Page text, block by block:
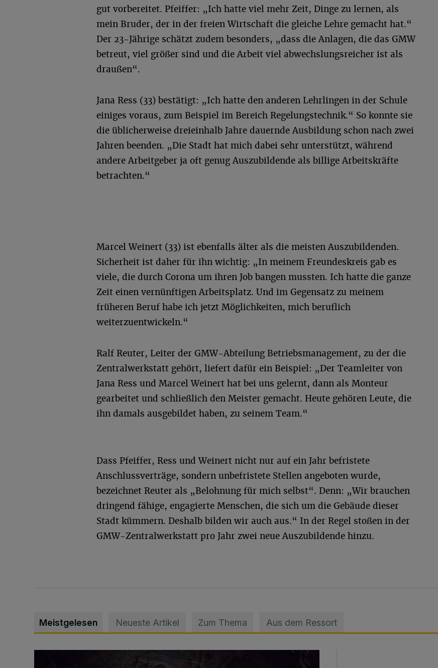
gut vorbereitet. Pfeiffer: „Ich hatte viel mehr Zeit, Dinge zu lernen, als
mein Bruder, der in der freien Wirtschaft die gleiche Lehre gemacht hat.“
Der 23-Jährige schätzt zudem besonders, „dass die Anlagen, die das GMW
betreut, viel größer sind und die Arbeit viel abwechslungsreicher ist als
draußen“.
Jana Ress (33) bestätigt: „Ich hatte den anderen Lehrlingen in der Schule
einiges voraus, zum Beispiel im Bereich Regelungstechnik.“ So konnte sie
die üblicherweise dreieinhalb Jahre dauernde Ausbildung schon nach zwei
Jahren beenden. „Die Stadt hat mich dabei sehr unterstützt, während
andere Arbeitgeber ja oft genug Auszubildende als billige Arbeitskräfte
betrachten.“
Marcel Weinert (33) ist ebenfalls älter als die meisten Auszubildenden.
Sicherheit ist daher für ihn wichtig: „In meinem Freundeskreis gab es
viele, die durch Corona um ihren Job bangen mussten. Ich hatte die ganze
Zeit einen vernünftigen Arbeitsplatz. Und im Gegensatz zu meinem
früheren Beruf habe ich jetzt Möglichkeiten, mich beruflich
weiterzuentwickeln.“
Ralf Reuter, Leiter der GMW-Abteilung Betriebsmanagement, zu der die
Zentralwerkstatt gehört, liefert dafür ein Beispiel: „Der Teamleiter von
Jana Ress und Marcel Weinert hat bei uns gelernt, dann als Monteur
gearbeitet und schließlich den Meister gemacht. Heute gehören Leute, die
ihn damals ausgebildet haben, zu seinem Team.“
Dass Pfeiffer, Ress und Weinert nicht nur auf ein Jahr befristete
Anschlussverträge, sondern unbefristete Stellen angeboten wurde,
bezeichnet Reuter als „Belohnung für mich selbst“. Denn: „Wir brauchen
dringend fähige, engagierte Menschen, die sich um die Gebäude dieser
Stadt kümmern. Deshalb bilden wir auch aus.“ In der Regel stoßen in der
GMW-Zentralwerkstatt pro Jahr zwei neue Auszubildende hinzu.
Meistgelesen Neueste Artikel Zum Thema Aus dem Ressort